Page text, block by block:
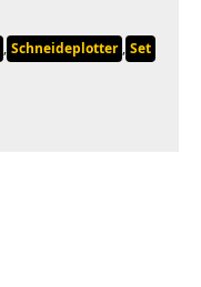
, Schneideplotter , Set